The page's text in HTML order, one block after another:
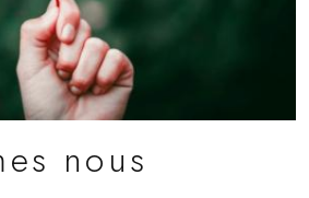
nous